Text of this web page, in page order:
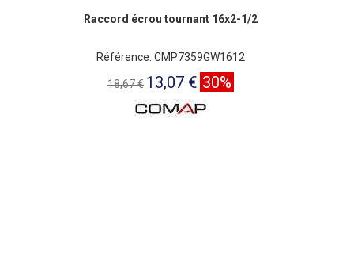
Raccord écrou tournant 16x2-1/2
Référence: CMP7359GW1612
18,67 € 13,07 € 30%